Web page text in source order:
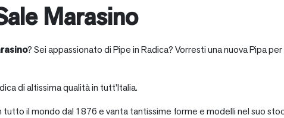
Marasino
? Sei appassionato di Pipe in Radica? Vorresti una nuova Pipa
di altissima qualità in tutt’Italia.
tutto il mondo dal 1876 e vanta tantissime forme e modelli nel suo